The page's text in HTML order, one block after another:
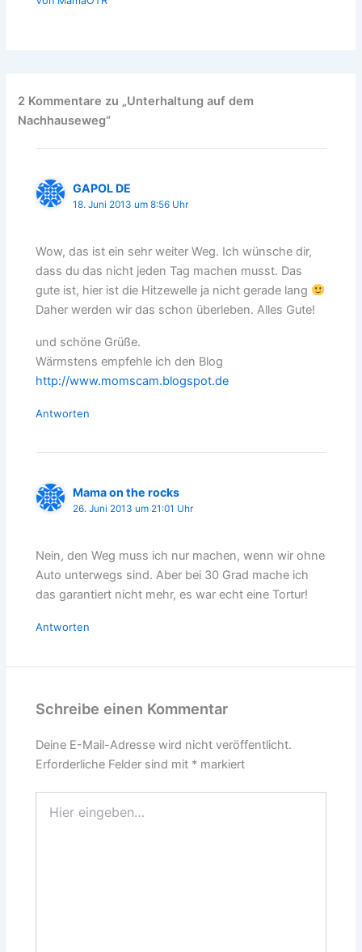
2 Kommentare zu „Unterhaltung auf dem
Nachhauseweg“
GAPOL DE
18. Juni 2013 um 8:56 Uhr
Wow, das ist ein sehr weiter Weg. Ich wünsche dir,
dass du das nicht jeden Tag machen musst. Das
gute ist, hier ist die Hitzewelle ja nicht gerade lang
Daher werden wir das schon überleben. Alles Gute!
und schöne Grüße.
Wärmstens empfehle ich den Blog
http://www.momscam.blogspot.de
Antworten
Mama on the rocks
26. Juni 2013 um 21:01 Uhr
Nein, den Weg muss ich nur machen, wenn wir ohne
Auto unterwegs sind. Aber bei 30 Grad mache ich
das garantiert nicht mehr, es war echt eine Tortur!
Antworten
Schreibe einen Kommentar
Deine E-Mail-Adresse wird nicht veröffentlicht.
Erforderliche Felder sind mit * markiert
eingeben…